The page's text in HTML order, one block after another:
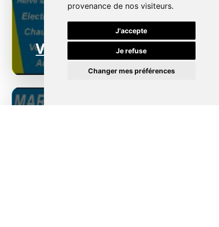
provenance de nos visiteurs.
J'accepte
Je refuse
Changer mes préférences
Ventilation